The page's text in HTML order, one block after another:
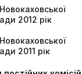
2012 рік
2011 рік